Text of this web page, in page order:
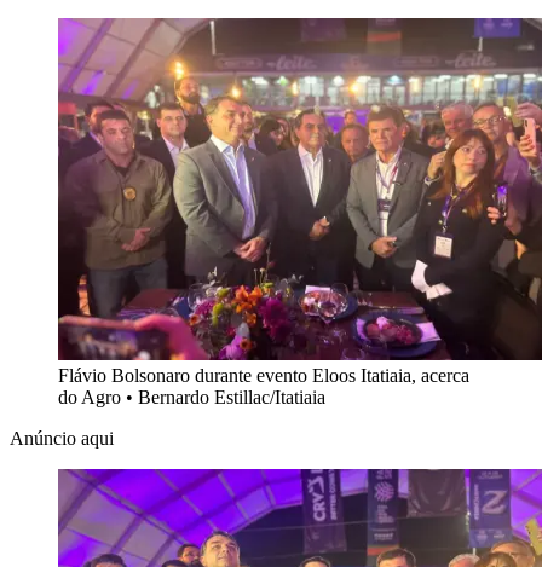
Flávio Bolsonaro durante evento Eloos Itatiaia, acerca
do Agro • Bernardo Estillac/Itatiaia
Anúncio aqui